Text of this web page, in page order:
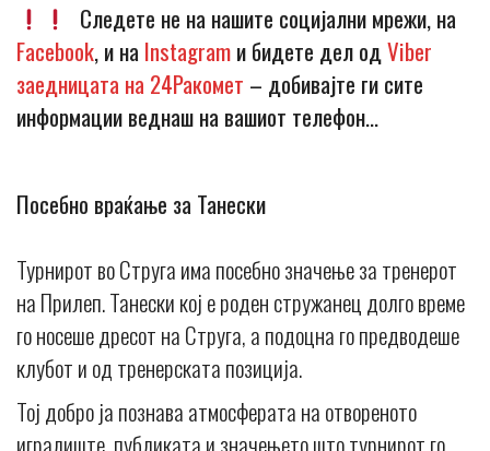
Следете не на нашите социјални мрежи, на
Facebook, и наInstagramи бидете дел одViber
заедницата на 24Ракомет – добивајте ги сите
информации веднаш на вашиот телефон…
Посебно враќање за Танески
Турнирот во Струга има посебно значење за тренерот
на Прилеп. Танески кој е роден стружанец долго време
го носеше дресот на Струга, а подоцна го предводеше
клубот и од тренерската позиција.
Тој добро ја познава атмосферата на отвореното
игралиште, публиката и значењето што турнирот го